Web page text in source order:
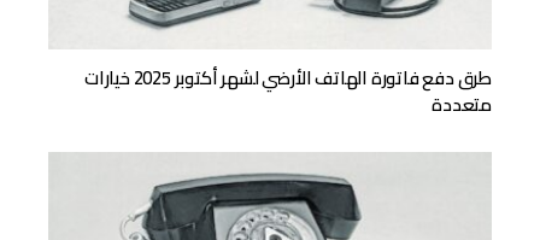
طرق دفع فاتورة الهاتف الأرضي لشهر أكتوبر 2025 خيارات
متعددة